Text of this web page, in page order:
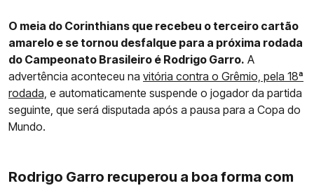
O meia do Corinthians que recebeu o terceiro cartão
amarelo e se tornou desfalque para a próxima rodada
do Campeonato Brasileiro é Rodrigo Garro. A
advertência aconteceu na vitória contra o Grêmio, pela 18ª
rodada, e automaticamente suspende o jogador da partida
seguinte, que será disputada após a pausa para a Copa do
Mundo.
Rodrigo Garro recuperou a boa forma com